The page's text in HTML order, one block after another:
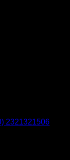
2321321506